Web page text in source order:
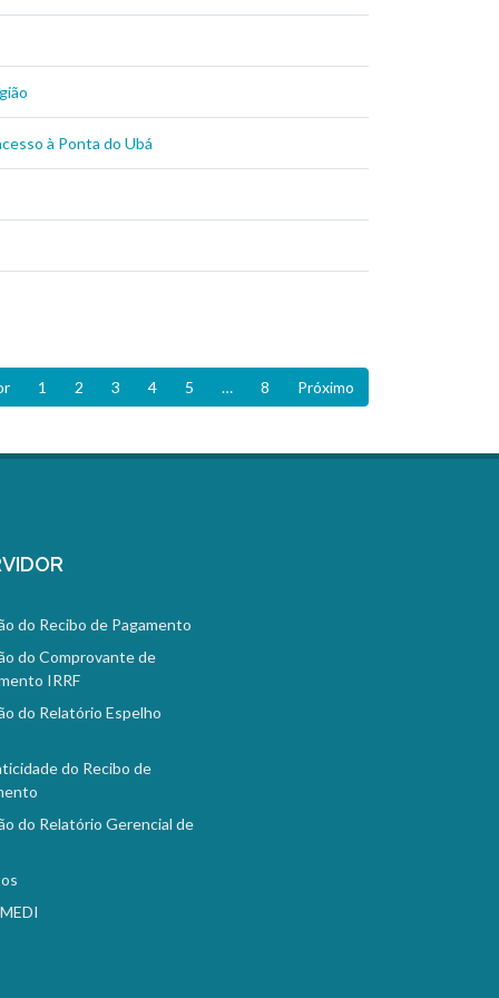
à Ponta do Ubá
1 2 3 4 5 … 8 Próximo
do Recibo de Pagamento
do Comprovante de
IRRF
do Relatório Espelho
do Recibo de
do Relatório Gerencial de